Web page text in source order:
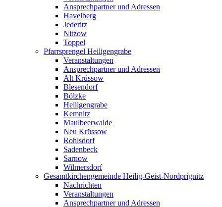
Ansprechpartner und Adressen
Havelberg
Jederitz
Nitzow
Toppel
Pfarrsprengel Heiligengrabe
Veranstaltungen
Ansprechpartner und Adressen
Alt Krüssow
Blesendorf
Bölzke
Heiligengrabe
Kemnitz
Maulbeerwalde
Neu Krüssow
Rohlsdorf
Sadenbeck
Sarnow
Wilmersdorf
Gesamtkirchengemeinde Heilig-Geist-Nordprignitz
Nachrichten
Veranstaltungen
Ansprechpartner und Adressen